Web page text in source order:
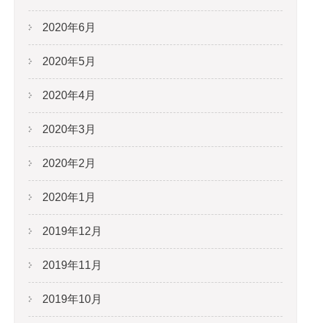
2020年6月
2020年5月
2020年4月
2020年3月
2020年2月
2020年1月
2019年12月
2019年11月
2019年10月